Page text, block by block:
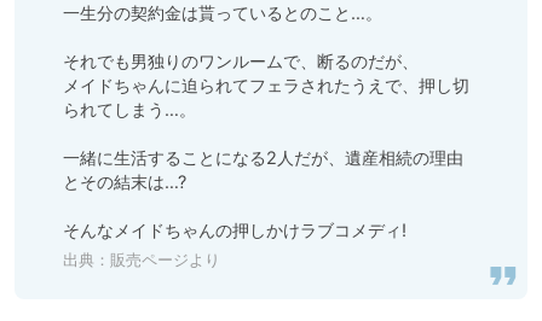
一生分の契約金は貰っているとのこと…。
それでも男独りのワンルームで、断るのだが、
メイドちゃんに迫られてフェラされたうえで、押し切
られてしまう…。
一緒に生活することになる2人だが、遺産相続の理由
とその結末は…?
そんなメイドちゃんの押しかけラブコメディ!
出典： 販売ページより